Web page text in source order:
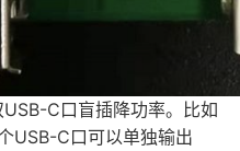
C口盲插降功率。比如
USB-C口可以单独输出